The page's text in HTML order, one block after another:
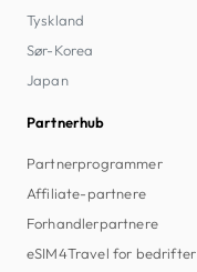
Tyskland
Sør-Korea
Japan
Partnerhub
Partnerprogrammer
Affiliate-partnere
Forhandlerpartnere
eSIM4Travel for bedrifter